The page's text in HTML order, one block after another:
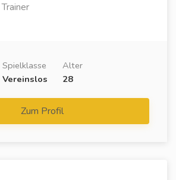
Trainer
Spielklasse
Vereinslos
Alter
28
Zum Profil